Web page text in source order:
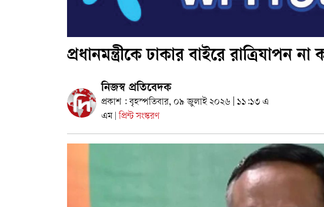
প্রধানমন্ত্রীকে ঢাকার বাইরে রাত্রিযাপন
নিজস্ব প্রতিবেদক
প্রকাশ : বৃহস্পতিবার, ০৯ জুলাই ২০২৬ | ১১:১৩ এ
এম
প্রিন্ট সংস্করণ